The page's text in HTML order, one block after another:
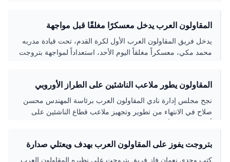
المقاولون العرب يدخل معسكرًا مغلقًا قبل مواجهة
بتروجت.. مكى يعترف بأزمة الهجوم
يدخل فريق المقاولون العرب الأول لكرة القدم، تحت قيادة مدربه
محمد مكي، معسكراً مغلقاً اليوم الأحد، استعداداً لمواجهة بتروجت
المقاولون يطور ملاعب الناشئين على الطراز الأوروبي
لإعداد مواهب بقيمة صلاح
نجح مجلس إدارة نادي المقاولون العرب برئاسة المهندس محسن
صلاح في الانتهاء من تطوير وتجهيز ملاعب قطاع الناشئين على
أحدث النظم الأوروبية، استعدادًا للموسم الجديد.
بتروجت يفوز على المقاولون العرب بهدف ويعتلي صدارة
دوري نايل - جريدة الكنانة نيوز
كتب وجدي نعمان فاز فريق بتروجت على نظيره المقاولون العرب